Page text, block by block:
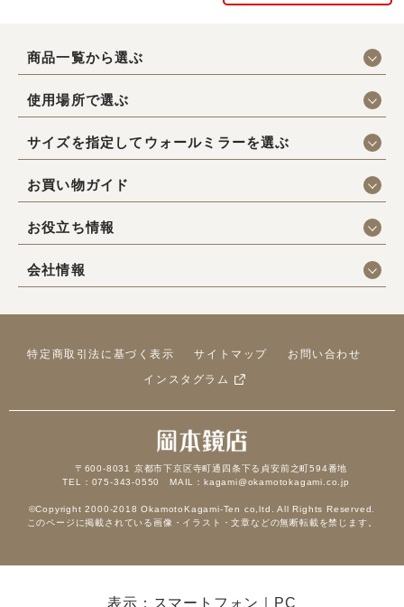
商品一覧から選ぶ
使用場所で選ぶ
サイズを指定してウォールミラーを選ぶ
お買い物ガイド
お役立ち情報
会社情報
特定商取引法に基づく表示 サイトマップ
お問い合わせ
インスタグラム
〒600-8031 京都市下京区寺町通四条下る貞安前之町594番地
TEL：075-343-0550 MAIL：kagami@okamotokagami.co.jp
©Copyright 2000-2018 OkamotoKagami-Ten co,ltd. All Rights Reserved.
このページに掲載されている画像・イラスト・文章などの無断転載を禁じます。
表示：スマートフォン｜ PC